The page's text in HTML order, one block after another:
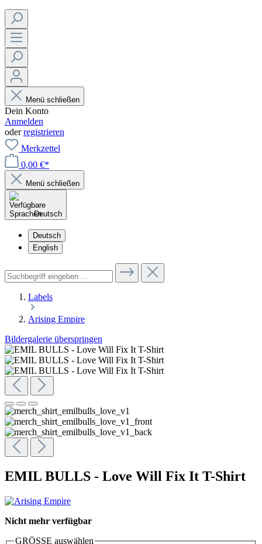
Menü schließen
Dein Konto
Anmelden
oderregistrieren
Merkzettel
0,00 €*
Menü schließen
Deutsch
Deutsch
English
Labels
Arising Empire
Bildergalerie überspringen
EMIL BULLS - Love Will Fix It T-Shirt
Nicht mehr verfügbar
GRÖSSE auswählen